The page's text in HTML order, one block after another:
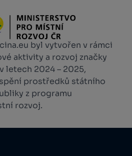
byl vytvořen v rámci
aktivity a rozvoj značky
letech 2024 – 2025,
prostředků státního
z programu
rozvoj.